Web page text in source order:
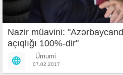
Nazir müavini:
açıqlığı 100%-dir"
Ümumi
07.02.2017